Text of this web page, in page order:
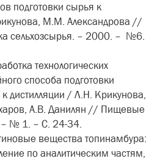
подготовки сырья к
М.М. Александрова //
сельхозсырья. – 2000. – №6.
технологических
способа подготовки
дистилляции / Л.Н. Крикунова,
А.В. Данилян // Пищевые
№ 1. – С. 24-34.
вещества топинамбура:
по аналитическим частям,